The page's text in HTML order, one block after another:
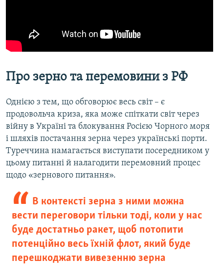
Про зерно та перемовини з РФ
Однією з тем, що обговорює весь світ – є
продовольча криза, яка може спіткати світ через
війну в Україні та блокування Росією Чорного моря
і шляхів постачання зерна через українські порти.
Туреччина намагається виступати посередником у
цьому питанні й налагодити перемовний процес
щодо «зернового питання».
В контексті зерна з ними можна
вести переговори тільки тоді, коли у нас
буде достатньо ракет, щоб потопити
потенційно весь їхній флот, який буде
перешкоджати вивезенню зерна